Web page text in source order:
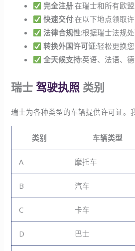
完全注册:在瑞士和所有欧盟
快速交付:在以下地点领取
法律合规性:根据瑞士法规处
转换外国许可证:轻松更换
全天候支持:英语、法语、
瑞士驾驶执照 类别
瑞士为各种类型的车辆提供许可证。
类别 车辆类型
A 摩托车
B 汽车
C 卡车
D 巴士